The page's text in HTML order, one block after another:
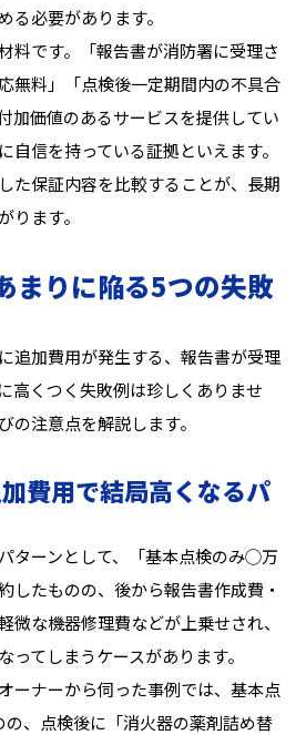
る必要があります。
料です。「報告書が消防署に受理さ
無料」「点検後一定期間内の不具合
加価値のあるサービスを提供してい
自信を持っている証拠といえます。
た保証内容を比較することが、長期
ります。
まりに陥る5つの失敗
追加費用が発生する、報告書が受理
高くつく失敗例は珍しくありませ
の注意点を解説します。
費用で結局高くなるパ
ターンとして、「基本点検のみ◯万
したものの、後から報告書作成費・
微な機器修理費などが上乗せされ、
ってしまうケースがあります。
ーナーから伺った事例では、基本点
、点検後に「消火器の薬剤詰め替